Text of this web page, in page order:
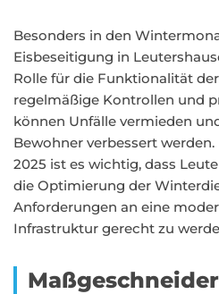
Besonders in den
Eisbeseitigung in
Rolle für die Funktionalität
regelmäßige Kontrollen und
können Unfälle vermieden
Bewohner verbessert
2025 ist es wichtig, dass
die Optimierung der
Anforderungen an eine
Infrastruktur gerecht zu